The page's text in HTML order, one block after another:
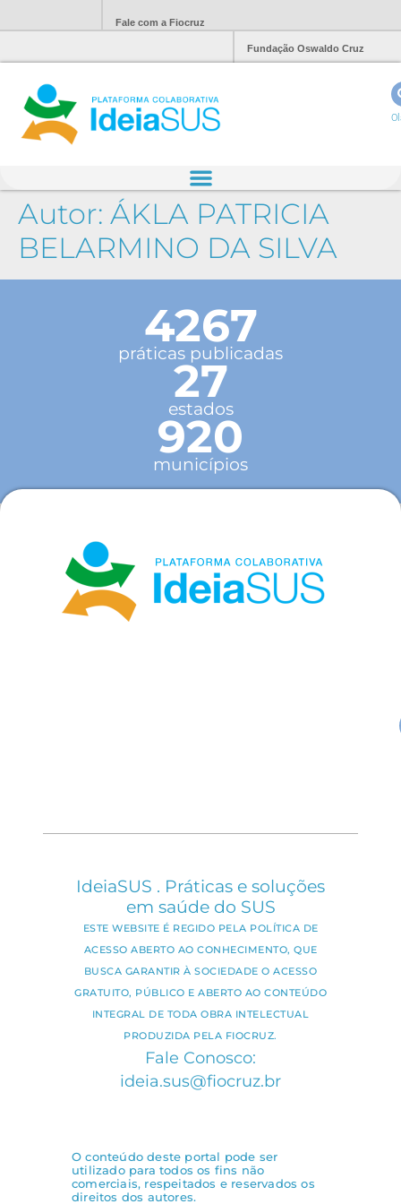
Fale com a Fiocruz
Fundação Oswaldo Cruz
Autor: ÁKLA PATRICIA
BELARMINO DA SILVA
4267
práticas publicadas
27
estados
920
municípios
IdeiaSUS . Práticas e soluções
em saúde do SUS
ESTE WEBSITE É REGIDO PELA POLÍTICA DE
ACESSO ABERTO AO CONHECIMENTO, QUE
BUSCA GARANTIR À SOCIEDADE O ACESSO
GRATUITO, PÚBLICO E ABERTO AO CONTEÚDO
INTEGRAL DE TODA OBRA INTELECTUAL
PRODUZIDA PELA FIOCRUZ.
Fale Conosco:
ideia.sus@fiocruz.br
O conteúdo deste portal pode ser
utilizado para todos os fins não
comerciais, respeitados e reservados os
direitos dos autores.